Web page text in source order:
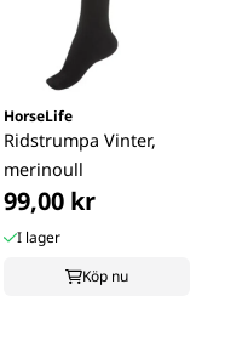
HorseLife
Ridstrumpa Vinter,
merinoull
99,00 kr
I lager
Köp nu